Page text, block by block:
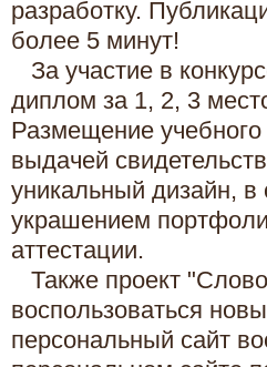
разработку.
более 5 минут!
За участие в
диплом за 1, 2, 3
Размещение
выдачей
уникальный дизайн, в
украшением
аттестации.
Также проект
воспользоваться
персональный сайт